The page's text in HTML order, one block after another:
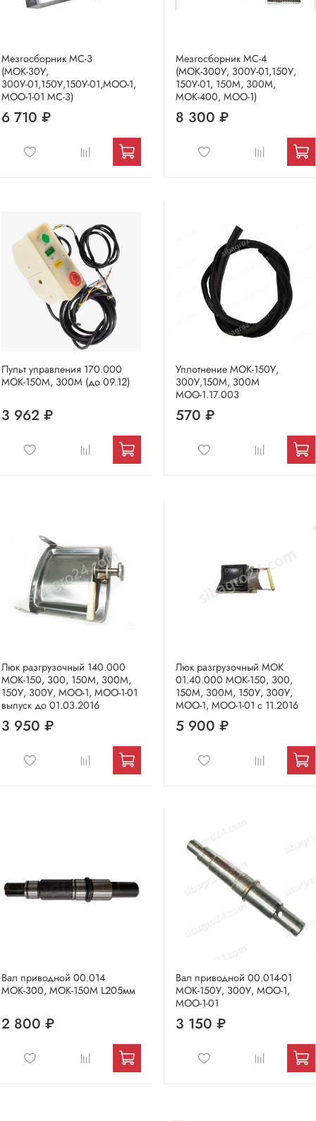
Мезгосборник МС-3
(МОК-30У,
300У-01,150У,150У-01,МОО-1,
МОО-1-01 МС-3)
6 710 ₽
Мезгосборник МС-4
(МОК-300У, 300У-01,150У,
150У-01, 150М, 300М,
МОК-400, МОО-1)
8 300 ₽
Пульт управления 170.000
МОК-150М, 300М (до 09.12)
3 962 ₽
Уплотнение МОК-150У,
300У,150М, 300М
МОО-1.17.003
570 ₽
Люк разгрузочный 140.000
МОК-150, 300, 150М, 300М,
150У, 300У, МОО-1, МОО-1-01
выпуск до 01.03.2016
3 950 ₽
Люк разгрузочный МОК
01.40.000 МОК-150, 300,
150М, 300М, 150У, 300У,
МОО-1, МОО-1-01 с 11.2016
5 900 ₽
Вал приводной 00.014
МОК-300, МОК-150М L205мм
2 800 ₽
Вал приводной 00.014-01
МОК-150У, 300У, МОО-1,
МОО-1-01
3 150 ₽